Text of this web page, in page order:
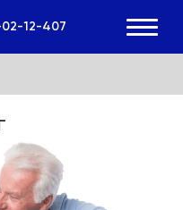
12-407